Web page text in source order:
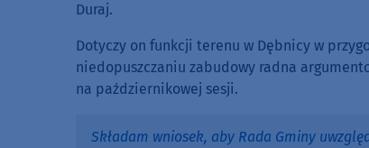
Duraj.
Dotyczy on funkcji terenu w Dębnicy w
niedopuszczaniu zabudowy radna
na październikowej sesji.
Składam wniosek, aby Rada Gminy